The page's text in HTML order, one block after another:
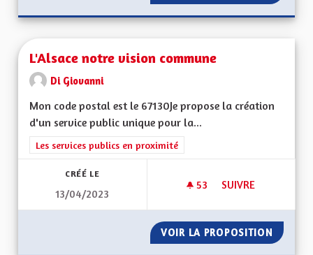
L'Alsace notre vision commune
Di Giovanni
Mon code postal est le 67130Je propose la création
d'un service public unique pour la...
Filtrer les résultats de la catégorie : Les services publics en
Les services publics en proximité
CRÉÉ LE
13/04/2023
53 53 ABONNÉS
SUIVRE
VOIR LA PROPOSITION